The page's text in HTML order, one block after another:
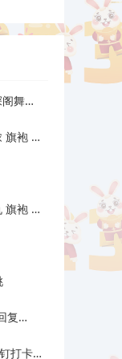
舞戏
一梦
芳华
码
利器